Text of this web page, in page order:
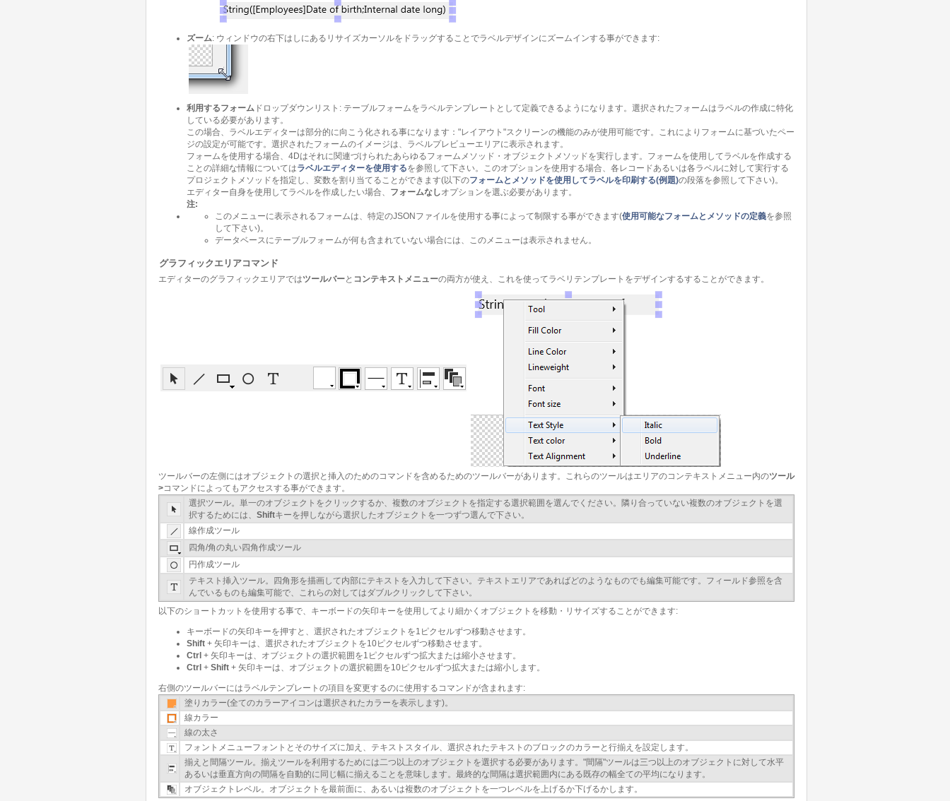
ズーム: ウィンドウの右下はしにあるリサイズカーソルをドラッグすることでラベルデザインにズームインする事ができます:
利用するフォーム ドロップダウンリスト: テーブルフォームをラベルテンプレートとして定義できるようになります。選択されたフォームはラベルの作成に特化
している必要があります。
この場合、ラベルエディターは部分的に向こう化される事になります："レイアウト"スクリーンの機能のみが使用可能です。これによりフォームに基づいたペー
ジの設定が可能です。選択されたフォームのイメージは、ラベルプレビューエリアに表示されます。
フォームを使用する場合、4Dはそれに関連づけられたあらゆるフォームメソッド・オブジェクトメソッドを実行します。フォームを使用してラベルを作成する
ことの詳細な情報についてはラベルエディターを使用するを参照して下さい。このオプションを使用する場合、各レコードあるいは各ラベルに対して実行する
プロジェクトメソッドを指定し、変数を割り当てることができます(以下のフォームとメソッドを使用してラベルを印刷する(例題)の段落を参照して下さい)。
エディター自身を使用してラベルを作成したい場合、 フォームなしオプションを選ぶ必要があります。
注:
このメニューに表示されるフォームは、特定のJSONファイルを使用する事によって制限する事ができます(使用可能なフォームとメソッドの定義を参照
して下さい)。
データベースにテーブルフォームが何も含まれていない場合には、このメニューは表示されません。
グラフィックエリアコマンド
エディターのグラフィックエリアではツールバーと コンテキストメニューの両方が使え、これを使ってラベリテンプレートをデザインするすることができます。
ツールバーの左側にはオブジェクトの選択と挿入のためのコマンドを含めるためのツールバーがあります。これらのツールはエリアのコンテキストメニュー内のツール
>コマンドによってもアクセスする事ができます。
選択ツール。単一のオブジェクトをクリックするか、複数のオブジェクトを指定する選択範囲を選んでください。隣り合っていない複数のオブジェクトを選
択するためには、 Shiftキーを押しながら選択したオブジェクトを一つずつ選んで下さい。
線作成ツール
四角/角の丸い四角作成ツール
円作成ツール
テキスト挿入ツール。四角形を描画して内部にテキストを入力して下さい。テキストエリアであればどのようなものでも編集可能です。フィールド参照を含
んでいるものも編集可能で、これらの対してはダブルクリックして下さい。
以下のショートカットを使用する事で、キーボードの矢印キーを使用してより細かくオブジェクトを移動・リサイズすることができます:
キーボードの矢印キーを押すと、選択されたオブジェクトを1ピクセルずつ移動させます。
Shift + 矢印キーは、選択されたオブジェクトを10ピクセルずつ移動させます。
Ctrl + 矢印キーは、オブジェクトの選択範囲を1ピクセルずつ拡大または縮小させます。
Ctrl + Shift + 矢印キーは、オブジェクトの選択範囲を10ピクセルずつ拡大または縮小します。
右側のツールバーにはラベルテンプレートの項目を変更するのに使用するコマンドが含まれます:
塗りカラー(全てのカラーアイコンは選択されたカラーを表示します)。
線カラー
線の太さ
フォントメニューフォントとそのサイズに加え、テキストスタイル、選択されたテキストのブロックのカラーと行揃えを設定します。
揃えと間隔ツール。揃えツールを利用するためには二つ以上のオブジェクトを選択する必要があります。"間隔"ツールは三つ以上のオブジェクトに対して水平
あるいは垂直方向の間隔を自動的に同じ幅に揃えることを意味します。最終的な間隔は選択範囲内にある既存の幅全ての平均になります。
オブジェクトレベル。オブジェクトを最前面に、あるいは複数のオブジェクトを一つレベルを上げるか下げるかします。